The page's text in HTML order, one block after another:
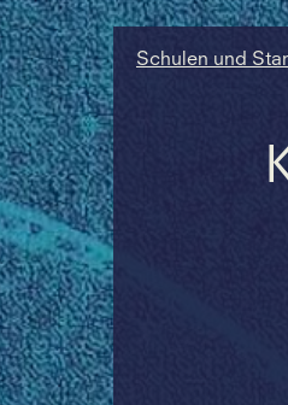
Schulen und